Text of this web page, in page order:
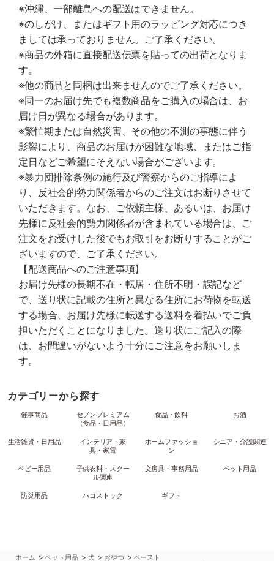
※沖縄、一部離島への配送はできません。
※のしがけ、またはギフト用のラッピング対応につき
ましては承っておりません。ご了承ください。
※商品の外箱に直接配送伝票を貼っての出荷となりま
す。
※他の商品と同梱は出来ませんのでご了承ください。
※同一のお届け先でも複数商品をご購入の場合は、お
届け日が異なる場合があります。
※繁忙期または自然災害、その他の不測の事態に伴う
影響により、商品のお届けが困難な地域、またはご指
定日などご希望にそえない場合がございます。
※暴力団排除条例の施行及び警察からのご指導によ
り、反社会的勢力関係者からのご注文はお断りさせて
いただきます。なお、ご依頼主様、あるいは、お届け
先様に反社会的勢力関係者が含まれている場合は、ご
注文をお受けした後でもお取引をお断りすることがご
ざいますので、ご了承ください。
【配送商品へのご注意事項】
お届け先様の長期不在・転居・住所不明・誤記など
で、送り状に記載の住所と異なる住所にお荷物を転送
する場合、お届け先様に転送する送料を着払いでご負
担いただくことになりました。送り状にご記入の際
は、お間違いがないよう十分にご注意をお願いしま
す。
カテゴリーから探す
催事商品
セブンプレミアム
（食品・日用品）
食品・飲料 お酒
生活雑貨・日用品
インテリア・家
具・家電
ホームファッショ
ン
シニア・介護関連
ベビー用品
子供衣料・スクー
ル関連
文房具・事務用品 ペット用品
防災用品 ハコストック ギフト
ホーム >ペット用品 > 犬 > おやつ > ペースト